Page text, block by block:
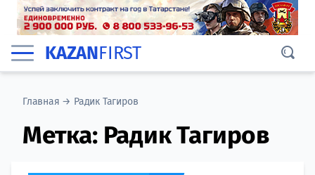
KAZANFIRST
Главная → Радик Тагиров
Метка: Радик Тагиров